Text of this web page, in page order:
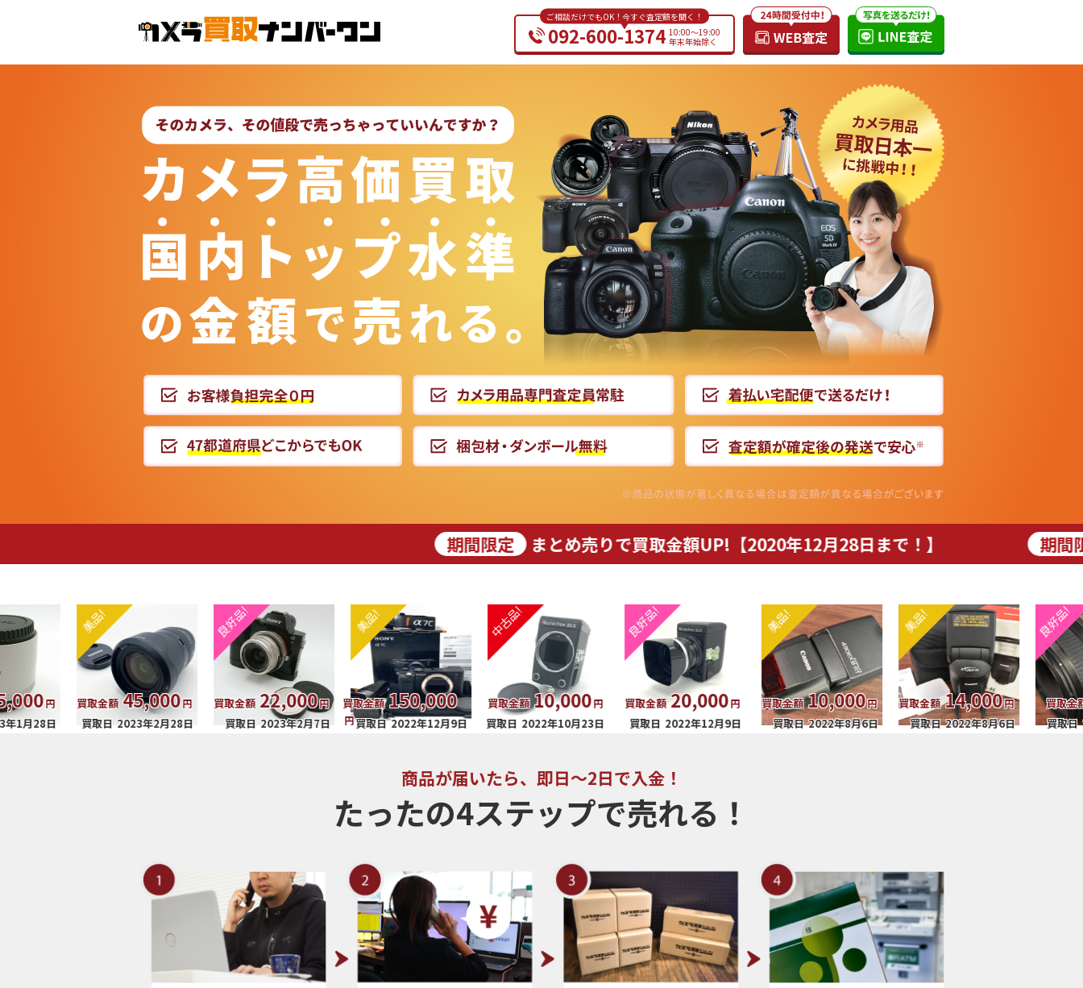
ご相談だけでもOK！今すぐ査定額を聞く！
092-600-1374 10:00～19:00
年末年始除く
まとめ売りで買取金額UP!【2020年12月28日まで！】 まとめ
円 買取金額 45,000円
買取日 2023年2月28日
買取金額 22,000円
買取日 2023年2月7日
買取金額 150,000
円買取日 2022年12月9日
買取金額 10,000円
買取日 2022年10月23日
買取金額 20,000円
買取日 2022年12月9日
買取金額 10,000円
買取日 2022年8月6日
買取金額 14,000円
買取日 2022年8月6日
買取金額
買取日 2022年
商品が届いたら、即日～2日で入金！
たったの4ステップで売れる！